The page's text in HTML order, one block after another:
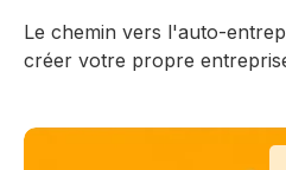
Le chemin vers l'auto-
créer votre propre